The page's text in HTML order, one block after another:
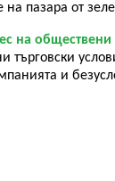
пазара от
на
и